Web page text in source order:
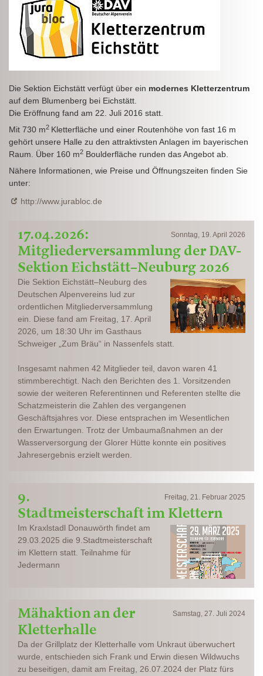
Die Sektion Eichstätt verfügt über ein modernes Kletterzentrum
auf dem Blumenberg bei Eichstätt.
Die Eröffnung fand am 22. Juli 2016 statt.
Mit 730 m2 Kletterfläche und einer Routenhöhe von fast 16 m
gehört unsere Halle zu den attraktivsten Anlagen im bayerischen
Raum. Über 160 m2 Boulderfläche runden das Angebot ab.
Nähere Informationen, wie Preise und Öffnungszeiten finden Sie
unter:
http://www.jurabloc.de
Sonntag, 19. April 2026
17.04.2026:
Mitgliederversammlung der DAV-
Sektion Eichstätt–Neuburg 2026
Die Sektion Eichstätt–Neuburg des
Deutschen Alpenvereins lud zur
ordentlichen Mitgliederversammlung
ein. Diese fand am Freitag, 17. April
2026, um 18:30 Uhr im Gasthaus
Schweiger „Zum Bräu“ in Nassenfels statt.
Insgesamt nahmen 42 Mitglieder teil, davon waren 41
stimmberechtigt. Nach den Berichten des 1. Vorsitzenden
sowie der weiteren Referentinnen und Referenten stellte die
Schatzmeisterin die Zahlen des vergangenen
Geschäftsjahres vor. Diese entsprachen im Wesentlichen
den Erwartungen. Trotz der Umbaumaßnahmen an der
Wasserversorgung der Glorer Hütte konnte ein positives
Jahresergebnis erzielt werden.
Freitag, 21. Februar 2025
9.
Stadtmeisterschaft im Klettern
Im Kraxlstadl Donauwörth findet am
29.03.2025 die 9.Stadtmeisterschaft
im Klettern statt. Teilnahme für
Jedermann
Samstag, 27. Juli 2024
Mähaktion an der
Kletterhalle
Da der Grillplatz der Kletterhalle vom Unkraut überwuchert
wurde, entschieden sich Frank und Erwin diesen Wildwuchs
zu beseitigen, damit am Freitag, 26.07.2024 der Platz fürs